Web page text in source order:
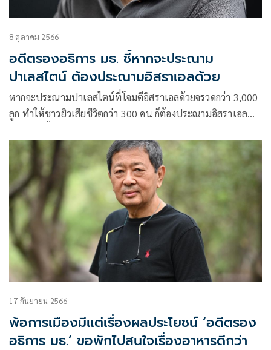
8 ตุลาคม 2566
อดีตรองอธิการ มธ. ชี้หากจะประณาม
ปาเลสไตน์ ต้องประณามอิสราเอลด้วย
หากจะประณามปาเลสไตน์ที่โจมตีอิสราเอลด้วยจรวดกว่า 3,000
ลูก ทำให้ชาวยิวเสียชีวิตกว่า 300 คน ก็ต้องประณามอิสราเอล
17 กันยายน 2566
พ้อการเมืองมีแต่เรื่องผลประโยชน์ ‘อดีตรอง
อธิการ มธ.’ ขอพักไปสนใจเรื่องอาหารดีกว่า